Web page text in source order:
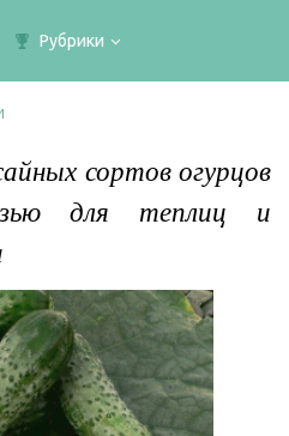
Рубрики
сортов огурцов
для теплиц и